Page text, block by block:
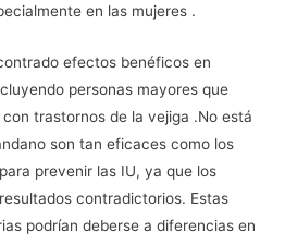
en las mujeres .
efectos benéficos en
personas mayores que
trastornos de la vejiga .No está
son tan eficaces como los
prevenir las IU, ya que los
contradictorios. Estas
podrían deberse a diferencias en